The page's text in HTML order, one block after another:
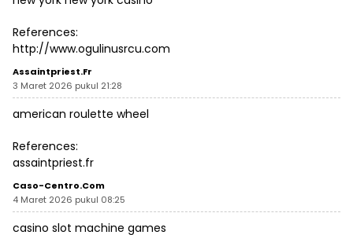
References:
http://www.ogulinusrcu.com
Assaintpriest.fr
3 Maret 2026 pukul 21:28
american roulette wheel
References:
assaintpriest.fr
Caso-Centro.com
4 Maret 2026 pukul 08:25
casino slot machine games